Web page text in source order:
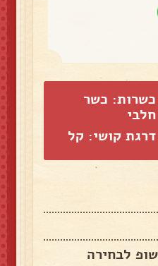
כשרות: כשר
חלבי
דרגת קושי: קל
לבחירה